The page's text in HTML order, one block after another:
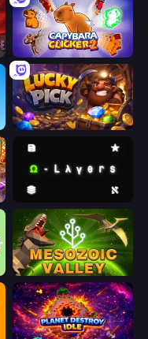
Capybara Clicker 2
Lucky Pick
Omega Layers
Cell to Singularity: Mesozoic Valley